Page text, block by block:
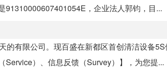
91310000607401054E，企业法人郭钧，目...
有限公司。现百盛在新都区首创清洁设备5S
）、信息反馈（Survey）】，为您提...